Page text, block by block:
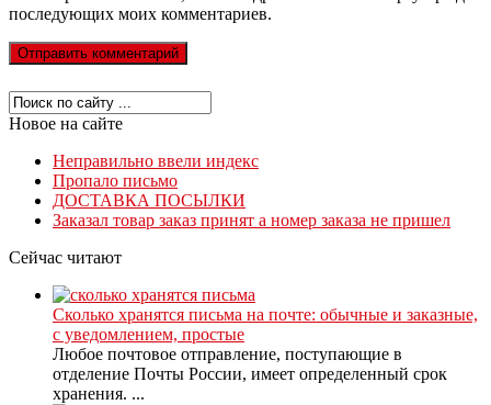
последующих моих комментариев.
Новое на сайте
Неправильно ввели индекс
Пропало письмо
ДОСТАВКА ПОСЫЛКИ
Заказал товар заказ принят а номер заказа не пришел
Сейчас читают
Сколько хранятся письма на почте: обычные и заказные,
с уведомлением, простые
Любое почтовое отправление, поступающие в
отделение Почты России, имеет определенный срок
хранения. ...